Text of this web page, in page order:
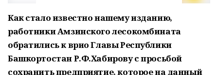
Как стало известно нашему изданию,
работники Амзинского лесокомбината
обратились к врио Главы Республики
Башкортостан Р.Ф.Хабирову с просьбой
сохранить предприятие, которое на данный